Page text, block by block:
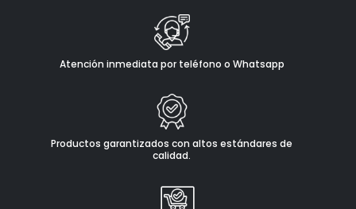
Atención inmediata por teléfono o Whatsapp
Productos garantizados con altos estándares de
calidad.